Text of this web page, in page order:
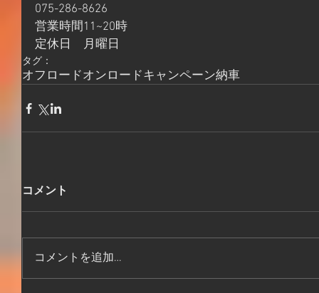
075-286-8626
営業時間11~20時
定休日　月曜日
タグ：
オフロードオンロードキャンペーン納車
コメント
コメントを追加…